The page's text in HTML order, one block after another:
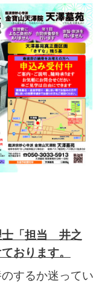
士「担当 井之
おります。
するか迷ってい